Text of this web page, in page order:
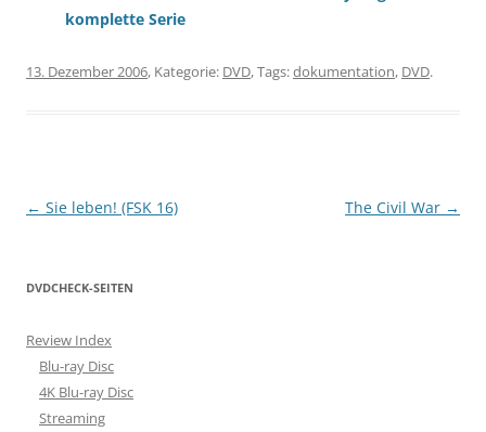
komplette Serie
13. Dezember 2006, Kategorie: DVD, Tags:dokumentation, DVD.
Beitragsnavigation
← Sie leben! (FSK 16) The Civil War →
DVDCHECK-SEITEN
Review Index
Blu-ray Disc
4K Blu-ray Disc
Streaming